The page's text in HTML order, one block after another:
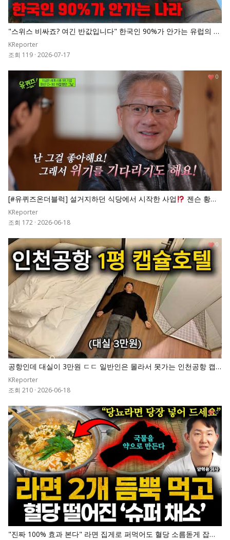
"스위스 비싸죠? 여긴 반값입니다" 한국인 90%가 안가는 유럽의 숨
겨진 천국
KReporter
조회 119 · 2026-07-17
[#유퀴즈온더블럭] 설거지하던 식당에서 시작한 사업
젠슨 황이
파산 직전인 엔비디아를 세계 시총 1위로 만든 비결
KReporter
조회 172 · 2026-06-18
0
공항인데 대실이 3만원 ㄷㄷ 일반인은 몰라서 못가는 인천공항 캡
슐호텔
KReporter
조회 210 · 2026-06-18
0
"진짜 100% 효과 본다" 라면 집게로 퍼먹어도 혈당 소름돋게 잡아
0